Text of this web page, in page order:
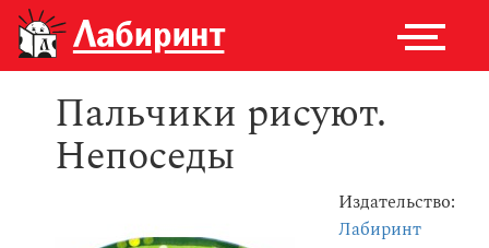
Пальчики рисуют.
Непоседы
Издательство:
Лабиринт